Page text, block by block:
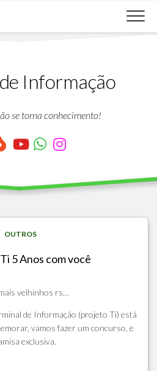
Informação
se torna conhecimento!
OUTROS
5 Anos com você
velhinhos rs…
de Informação (projeto Ti) está
vamos fazer um concurso, e
exclusiva.